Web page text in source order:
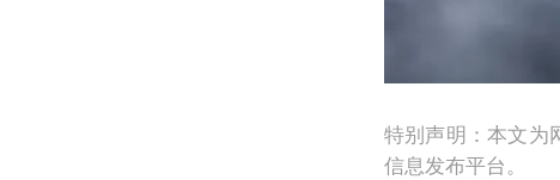
特别声明：本文为
信息发布平台。